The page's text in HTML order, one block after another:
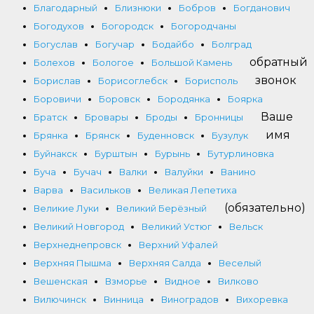
Благодарный Близнюки Бобров
Богданович
Богодухов
Богородск
Богородчаны
Богуслав
Богучар Бодайбо
Болград
Болехов
Бологое
Большой Камень
Борислав
Борисоглебск
Борисполь
Боровичи
Боровск Бородянка
Боярка
Братск
Бровары Броды
Бронницы
Брянка
Брянск Буденновск
Бузулук
Буйнакск
Бурштын Бурынь
Бутурлиновка
Буча
Бучач Валки Валуйки
Ванино
Варва
Васильков
Великая Лепетиха
Великие Луки
Великий Берёзный
Великий Новгород
Великий Устюг
Вельск
Верхнеднепровск
Верхний Уфалей
Верхняя Пышма
Верхняя Салда
Веселый
Вешенская
Взморье Видное
Вилково
Вилючинск
Винница Виноградов
Вихоревка
обратный
звонок
Ваше
имя
(обязательно)